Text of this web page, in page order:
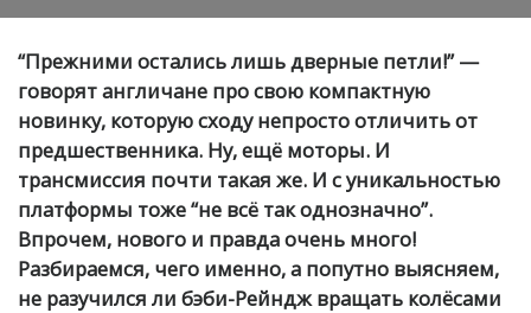
“Прежними остались лишь дверные петли!” —
говорят англичане про свою компактную
новинку, которую сходу непросто отличить от
предшественника. Ну, ещё моторы. И
трансмиссия почти такая же. И с уникальностью
платформы тоже “не всё так однозначно”.
Впрочем, нового и правда очень много!
Разбираемся, чего именно, а попутно выясняем,
не разучился ли бэби-Рейндж вращать колёсами